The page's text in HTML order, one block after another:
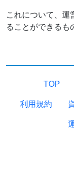
これについて、運
ることができるも
TOP
利用規約